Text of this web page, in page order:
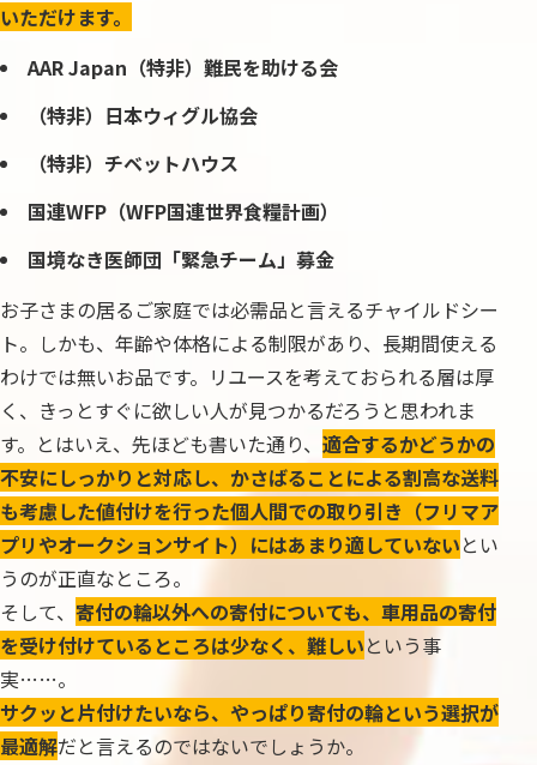
いただけます。
AAR Japan（特非）難民を助ける会
（特非）日本ウィグル協会
（特非）チベットハウス
国連WFP（WFP国連世界食糧計画）
国境なき医師団「緊急チーム」募金
お子さまの居るご家庭では必需品と言えるチャイルドシー
ト。しかも、年齢や体格による制限があり、長期間使える
わけでは無いお品です。リユースを考えておられる層は厚
く、きっとすぐに欲しい人が見つかるだろうと思われま
す。とはいえ、先ほども書いた通り、 適合するかどうかの
不安にしっかりと対応し、かさばることによる割高な送料
も考慮した値付けを行った個人間での取り引き（フリマア
プリやオークションサイト）にはあまり適していないとい
うのが正直なところ。
そして、 寄付の輪以外への寄付についても、車用品の寄付
を受け付けているところは少なく、難しいという事
実……。
サクッと片付けたいなら、やっぱり寄付の輪という選択が
最適解だと言えるのではないでしょうか。